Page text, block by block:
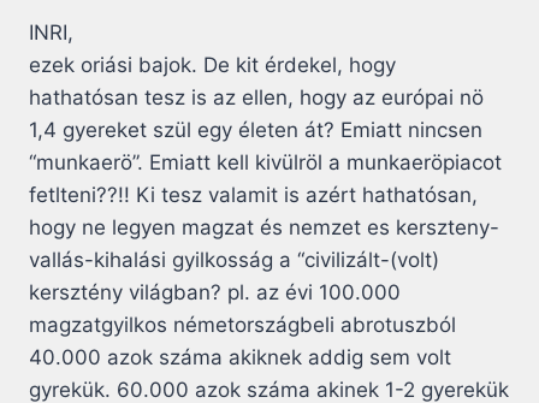
INRI,
ezek oriási bajok. De kit érdekel, hogy
hathatósan tesz is az ellen, hogy az európai nö
1,4 gyereket szül egy életen át? Emiatt nincsen
“munkaerö”. Emiatt kell kivülröl a munkaeröpiacot
fetlteni??!! Ki tesz valamit is azért hathatósan,
hogy ne legyen magzat és nemzet es kerszteny-
vallás-kihalási gyilkosság a “civilizált-(volt)
kersztény világban? pl. az évi 100.000
magzatgyilkos németországbeli abrotuszból
40.000 azok száma akiknek addig sem volt
gyrekük. 60.000 azok száma akinek 1-2 gyerekük